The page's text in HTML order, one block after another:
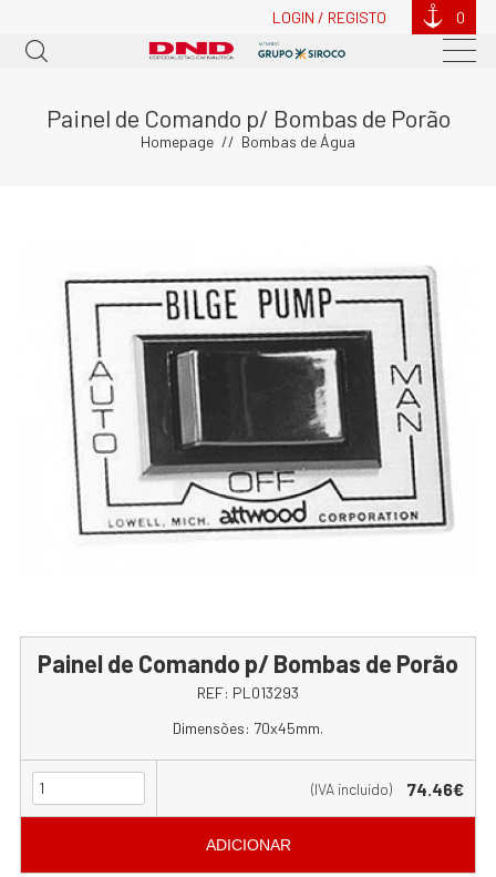
LOGIN / REGISTO 0
Painel de Comando p/ Bombas de Porão
Homepage Bombas de Água
Painel de Comando p/ Bombas de Porão
REF: PL013293
Dimensões: 70x45mm.
(IVA incluído) 74.46€
ADICIONAR